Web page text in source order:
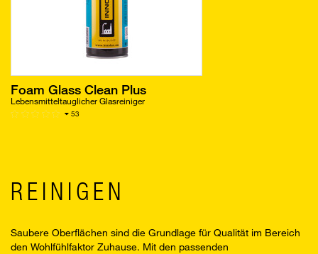
Foam Glass Clean Plus
Lebensmitteltauglicher Glasreiniger
53
REINIGEN
Saubere Oberflächen sind die Grundlage für Qualität im Bereich
den Wohlfühlfaktor Zuhause. Mit den passenden